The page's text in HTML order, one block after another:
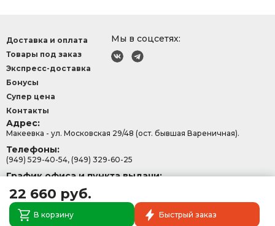
22 660 руб.
В корзину Быстрый заказ
Мы в соцсетях:
Доставка и оплата
Товары под заказ
Экспресс-доставка
Бонусы
Супер цена
Контакты
Адрес:
Макеевка - ул. Московская 29/48 (ост. бывшая Вареничная).
Телефоны:
(949) 529-40-54, (949) 329-60-25
График офиса и пункта выдачи: